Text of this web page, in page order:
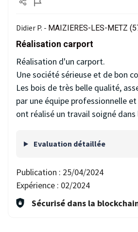
Didier P. - MAIZIERES-LES-METZ
Réalisation carport
Réalisation d'un carport.
Une société sérieuse et de bon
Les bois de très belle qualité,
par une équipe professionnelle
ont réalisé un travail soigné
Evaluation détaillée
Publication : 25/04/2024
Expérience : 02/2024
Sécurisé dans la